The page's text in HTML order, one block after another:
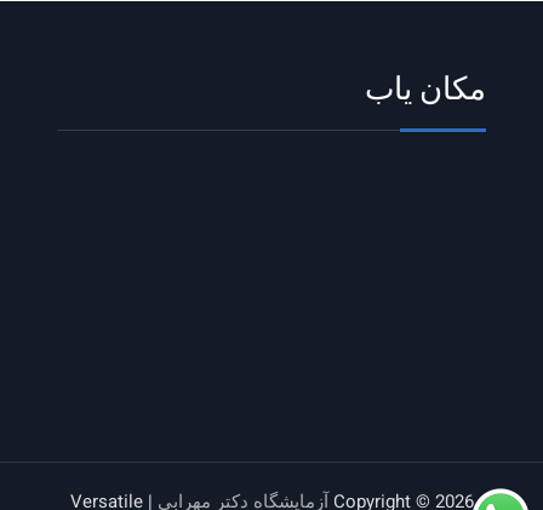
مکان یاب
Copyright © 2026 آزمایشگاه دکتر مهرابی | Versatile